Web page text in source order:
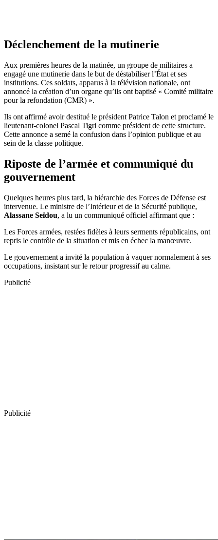
Déclenchement de la mutinerie
Aux premières heures de la matinée, un groupe de militaires a
engagé une mutinerie dans le but de déstabiliser l’État et ses
institutions. Ces soldats, apparus à la télévision nationale, ont
annoncé la création d’un organe qu’ils ont baptisé « Comité militaire
pour la refondation (CMR) ».
Ils ont affirmé avoir destitué le président Patrice Talon et proclamé le
lieutenant-colonel Pascal Tigri comme président de cette structure.
Cette annonce a semé la confusion dans l’opinion publique et au
sein de la classe politique.
Riposte de l’armée et communiqué du
gouvernement
Quelques heures plus tard, la hiérarchie des Forces de Défense est
intervenue. Le ministre de l’Intérieur et de la Sécurité publique,
Alassane Seïdou, a lu un communiqué officiel affirmant que :
Les Forces armées, restées fidèles à leurs serments républicains, ont
repris le contrôle de la situation et mis en échec la manœuvre.
Le gouvernement a invité la population à vaquer normalement à ses
occupations, insistant sur le retour progressif au calme.
Publicité
Publicité